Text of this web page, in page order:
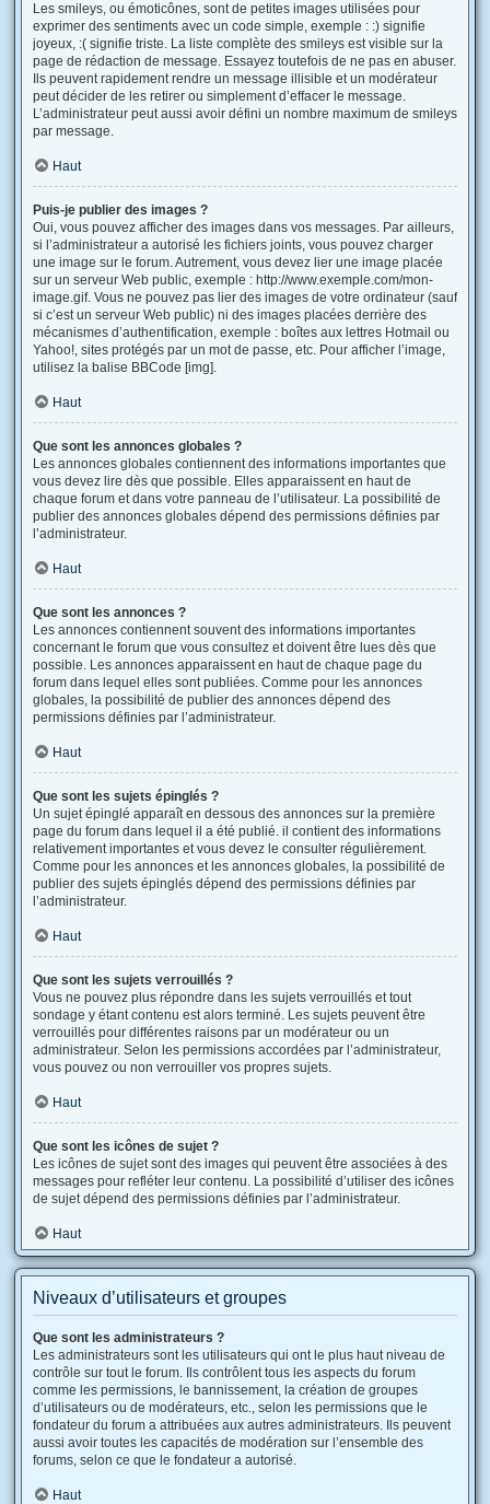
Les smileys, ou émoticônes, sont de petites images utilisées pour
exprimer des sentiments avec un code simple, exemple : :) signifie
joyeux, :( signifie triste. La liste complète des smileys est visible sur la
page de rédaction de message. Essayez toutefois de ne pas en abuser.
Ils peuvent rapidement rendre un message illisible et un modérateur
peut décider de les retirer ou simplement d’effacer le message.
L’administrateur peut aussi avoir défini un nombre maximum de smileys
par message.
Haut
Puis-je publier des images ?
Oui, vous pouvez afficher des images dans vos messages. Par ailleurs,
si l’administrateur a autorisé les fichiers joints, vous pouvez charger
une image sur le forum. Autrement, vous devez lier une image placée
sur un serveur Web public, exemple : http://www.exemple.com/mon-
image.gif. Vous ne pouvez pas lier des images de votre ordinateur (sauf
si c’est un serveur Web public) ni des images placées derrière des
mécanismes d’authentification, exemple : boîtes aux lettres Hotmail ou
Yahoo!, sites protégés par un mot de passe, etc. Pour afficher l’image,
utilisez la balise BBCode [img].
Haut
Que sont les annonces globales ?
Les annonces globales contiennent des informations importantes que
vous devez lire dès que possible. Elles apparaissent en haut de
chaque forum et dans votre panneau de l’utilisateur. La possibilité de
publier des annonces globales dépend des permissions définies par
l’administrateur.
Haut
Que sont les annonces ?
Les annonces contiennent souvent des informations importantes
concernant le forum que vous consultez et doivent être lues dès que
possible. Les annonces apparaissent en haut de chaque page du
forum dans lequel elles sont publiées. Comme pour les annonces
globales, la possibilité de publier des annonces dépend des
permissions définies par l’administrateur.
Haut
Que sont les sujets épinglés ?
Un sujet épinglé apparaît en dessous des annonces sur la première
page du forum dans lequel il a été publié. il contient des informations
relativement importantes et vous devez le consulter régulièrement.
Comme pour les annonces et les annonces globales, la possibilité de
publier des sujets épinglés dépend des permissions définies par
l’administrateur.
Haut
Que sont les sujets verrouillés ?
Vous ne pouvez plus répondre dans les sujets verrouillés et tout
sondage y étant contenu est alors terminé. Les sujets peuvent être
verrouillés pour différentes raisons par un modérateur ou un
administrateur. Selon les permissions accordées par l’administrateur,
vous pouvez ou non verrouiller vos propres sujets.
Haut
Que sont les icônes de sujet ?
Les icônes de sujet sont des images qui peuvent être associées à des
messages pour refléter leur contenu. La possibilité d’utiliser des icônes
de sujet dépend des permissions définies par l’administrateur.
Haut
Niveaux d’utilisateurs et groupes
Que sont les administrateurs ?
Les administrateurs sont les utilisateurs qui ont le plus haut niveau de
contrôle sur tout le forum. Ils contrôlent tous les aspects du forum
comme les permissions, le bannissement, la création de groupes
d’utilisateurs ou de modérateurs, etc., selon les permissions que le
fondateur du forum a attribuées aux autres administrateurs. Ils peuvent
aussi avoir toutes les capacités de modération sur l’ensemble des
forums, selon ce que le fondateur a autorisé.
Haut